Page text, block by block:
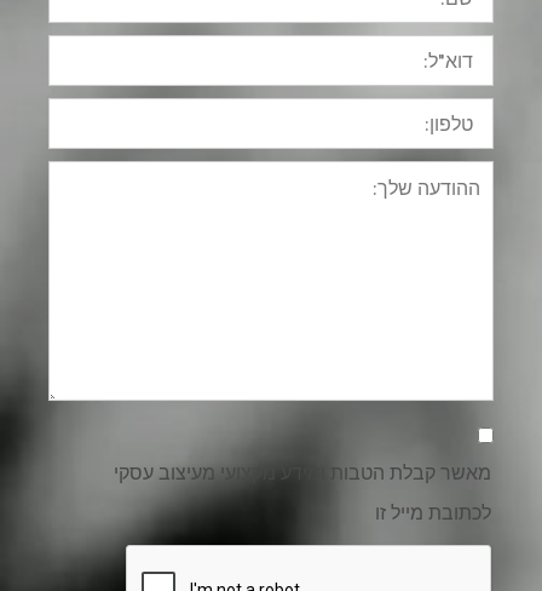
דוא"ל:
טלפון:
ההודעה
שלך:
קבלת
מאשר קבלת הטבות ומידע מקצועי מעיצוב עסקי
לכתובת מייל זו